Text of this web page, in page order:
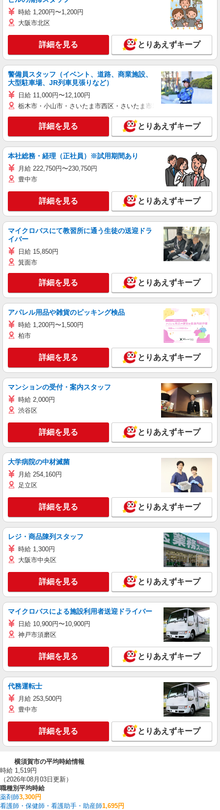
時給 1,200円〜1,200円
大阪市北区
詳細を見る とりあえずキープ
警備員スタッフ（イベント、道路、商業施設、
大型駐車場、JR列車見張りなど）
日給 11,000円〜12,100円
栃木市・小山市・さいたま市西区・さいたま市岩槻区・久喜市・蓮田
詳細を見る とりあえずキープ
本社総務・経理（正社員）※試用期間あり
月給 222,750円〜230,750円
豊中市
詳細を見る とりあえずキープ
マイクロバスにて教習所に通う生徒の送迎ドラ
イバー
日給 15,850円
箕面市
詳細を見る とりあえずキープ
アパレル用品や雑貨のピッキング検品
時給 1,200円〜1,500円
柏市
詳細を見る とりあえずキープ
マンションの受付・案内スタッフ
時給 2,000円
渋谷区
詳細を見る とりあえずキープ
大学病院の中材滅菌
月給 254,160円
足立区
詳細を見る とりあえずキープ
レジ・商品陳列スタッフ
時給 1,300円
大阪市中央区
詳細を見る とりあえずキープ
マイクロバスによる施設利用者送迎ドライバー
日給 10,900円〜10,900円
神戸市須磨区
詳細を見る とりあえずキープ
代務運転士
月給 253,500円
豊中市
詳細を見る とりあえずキープ
横須賀市の平均時給情報
時給 1,519円
（2026年08月03日更新）
職種別平均時給
薬剤師3,300円
看護師・保健師・看護助手・助産師1,695円